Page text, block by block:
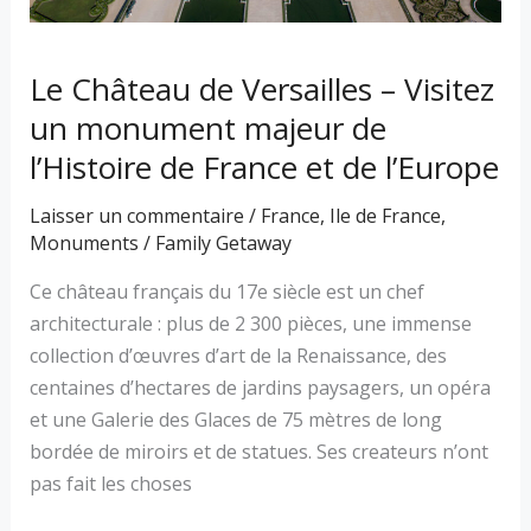
Le Château de Versailles – Visitez
un monument majeur de
l’Histoire de France et de l’Europe
Laisser un commentaire / France, Ile de France,
Monuments / Family Getaway
Ce château français du 17e siècle est un chef
architecturale : plus de 2 300 pièces, une immense
collection d’œuvres d’art de la Renaissance, des
centaines d’hectares de jardins paysagers, un opéra
et une Galerie des Glaces de 75 mètres de long
bordée de miroirs et de statues. Ses createurs n’ont
pas fait les choses
un
de
l’Histoire
de
et
l’Europe